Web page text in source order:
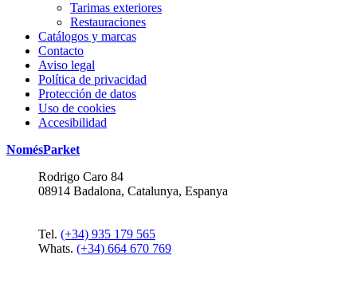
Tarimas exteriores
Restauraciones
Catálogos y marcas
Contacto
Aviso legal
Política de privacidad
Protección de datos
Uso de cookies
Accesibilidad
NomésParket
Rodrigo Caro 84
08914 Badalona, Catalunya, Espanya
Tel. (+34) 935 179 565
Whats. (+34) 664 670 769